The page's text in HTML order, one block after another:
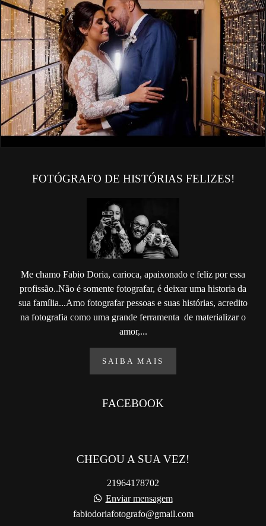
FOTÓGRAFO DE HISTÓRIAS FELIZES!
Me chamo Fabio Doria, carioca, apaixonado e feliz por essa
profissão..Não é somente fotografar, é deixar uma historia da
sua família...Amo fotografar pessoas e suas histórias, acredito
na fotografia como uma grande ferramenta de materializar o
amor,...
SAIBA MAIS
FACEBOOK
CHEGOU A SUA VEZ!
21964178702
Enviar mensagem
fabiodoriafotografo@gmail.com